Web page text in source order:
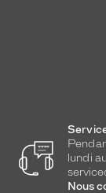
lundi
Nous